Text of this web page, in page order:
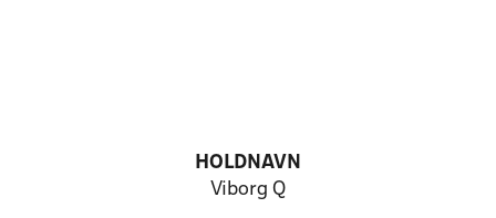
HOLDNAVN
Viborg Q